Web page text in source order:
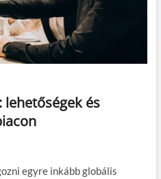
és
egyre inkább globális